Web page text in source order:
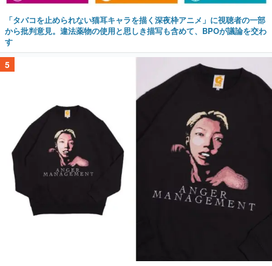
「タバコを止められない猫耳キャラを描く深夜枠アニメ」に視聴者の一部
から批判意見。違法薬物の使用と思しき描写も含めて、BPOが議論を交わ
す
5